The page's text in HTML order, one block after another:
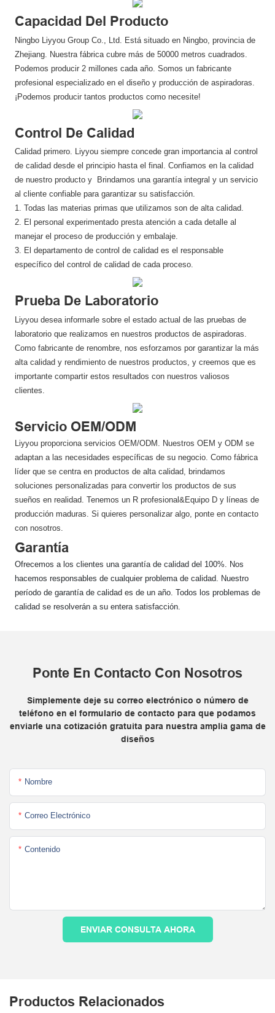
Capacidad Del Producto
Ningbo Liyyou Group Co., Ltd. Está situado en Ningbo, provincia de
Zhejiang. Nuestra fábrica cubre más de 50000 metros cuadrados.
Podemos producir 2 millones cada año. Somos un fabricante
profesional especializado en el diseño y producción de aspiradoras.
¡Podemos producir tantos productos como necesite!
Control De Calidad
Calidad primero. Liyyou siempre concede gran importancia al control
de calidad desde el principio hasta el final. Confiamos en la calidad
de nuestro producto y Brindamos una garantía integral y un servicio
al cliente confiable para garantizar su satisfacción.
1. Todas las materias primas que utilizamos son de alta calidad.
2. El personal experimentado presta atención a cada detalle al
manejar el proceso de producción y embalaje.
3. El departamento de control de calidad es el responsable
específico del control de calidad de cada proceso.
Prueba De Laboratorio
Liyyou desea informarle sobre el estado actual de las pruebas de
laboratorio que realizamos en nuestros productos de aspiradoras.
Como fabricante de renombre, nos esforzamos por garantizar la más
alta calidad y rendimiento de nuestros productos, y creemos que es
importante compartir estos resultados con nuestros valiosos
clientes.
Servicio OEM/ODM
Liyyou proporciona servicios OEM/ODM. Nuestros OEM y ODM se
adaptan a las necesidades específicas de su negocio. Como fábrica
líder que se centra en productos de alta calidad, brindamos
soluciones personalizadas para convertir los productos de sus
sueños en realidad. Tenemos un R profesional&Equipo D y líneas de
producción maduras. Si quieres personalizar algo, ponte en contacto
con nosotros.
Garantía
Ofrecemos a los clientes una garantía de calidad del 100%. Nos
hacemos responsables de cualquier problema de calidad. Nuestro
período de garantía de calidad es de un año. Todos los problemas de
calidad se resolverán a su entera satisfacción.
Ponte En Contacto Con Nosotros
Simplemente deje su correo electrónico o número de
teléfono en el formulario de contacto para que podamos
enviarle una cotización gratuita para nuestra amplia gama de
diseños
Nombre
Correo Electrónico
Contenido
ENVIAR CONSULTA AHORA
Productos Relacionados